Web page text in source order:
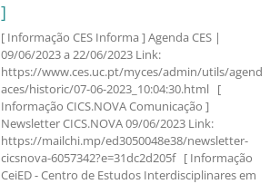
]
[ Informação CES Informa ] Agenda CES |
09/06/2023 a 22/06/2023 Link:
https://www.ces.uc.pt/myces/admin/utils/agend
aces/historic/07-06-2023_10:04:30.html [
Informação CICS.NOVA Comunicação ]
Newsletter CICS.NOVA 09/06/2023 Link:
https://mailchi.mp/ed3050048e38/newsletter-
cicsnova-6057342?e=31dc2d205f [ Informação
CeiED - Centro de Estudos Interdisciplinares em